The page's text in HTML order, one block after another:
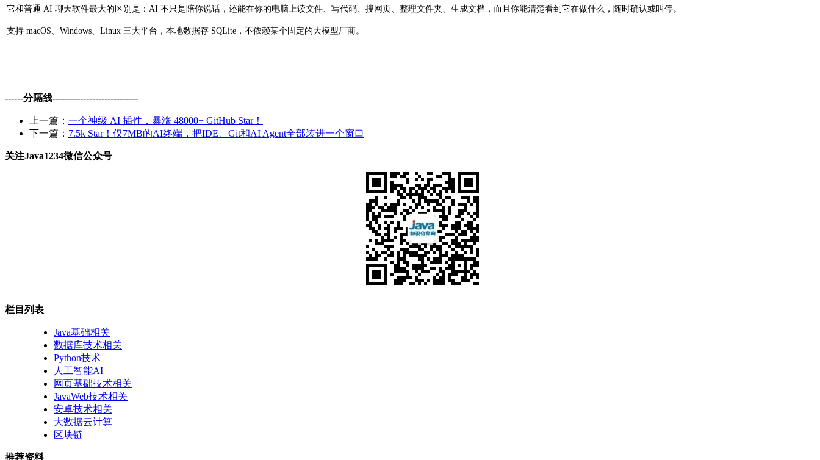
它和普通 AI 聊天软件最大的区别是：AI 不只是陪你说话，还能在你的电脑上读文件、写代码、搜网页、整理文件夹、生成文档，而且你能清楚看到它在做什么，随时确认或叫停。
支持 macOS、Windows、Linux 三大平台，本地数据存 SQLite，不依赖某个固定的大模型厂商。
------分隔线----------------------------
上一篇： 一个神级 AI 插件，暴涨 48000+ GitHub Star！
下一篇： 7.5k Star！仅7MB的AI终端，把IDE、Git和AI Agent全部装进一个窗口
关注Java1234微信公众号
栏目列表
Java基础相关
数据库技术相关
Python技术
人工智能AI
网页基础技术相关
JavaWeb技术相关
安卓技术相关
大数据云计算
区块链
推荐资料